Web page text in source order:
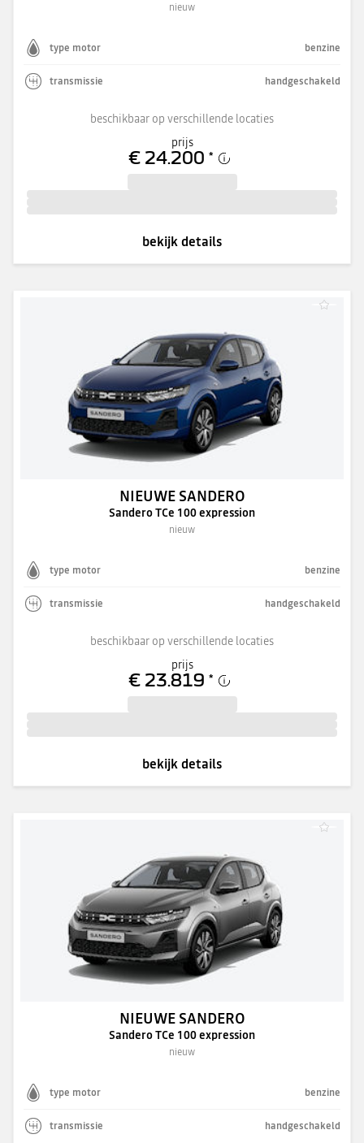
nieuw
type motor benzine
transmissie handgeschakeld
beschikbaar op verschillende locaties
prijs
€ 24.200 *
bekijk details
NIEUWE SANDERO
Sandero TCe 100 expression
nieuw
type motor benzine
transmissie handgeschakeld
beschikbaar op verschillende locaties
prijs
€ 23.819 *
bekijk details
NIEUWE SANDERO
Sandero TCe 100 expression
nieuw
type motor benzine
transmissie handgeschakeld